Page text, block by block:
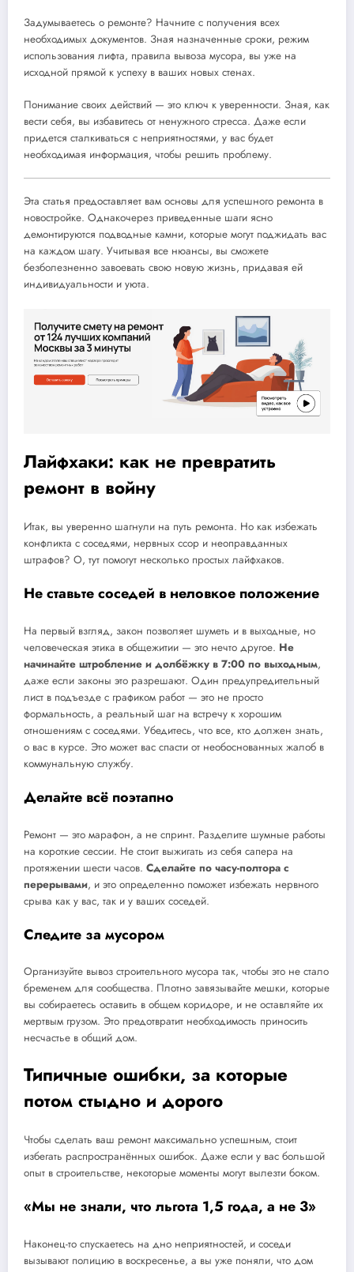
Задумываетесь о ремонте? Начните с получения всех
необходимых документов. Зная назначенные сроки, режим
использования лифта, правила вывоза мусора, вы уже на
исходной прямой к успеху в ваших новых стенах.
Понимание своих действий — это ключ к уверенности. Зная, как
вести себя, вы избавитесь от ненужного стресса. Даже если
придется сталкиваться с неприятностями, у вас будет
необходимая информация, чтобы решить проблему.
Эта статья предоставляет вам основы для успешного ремонта в
новостройке. Однакочерез приведенные шаги ясно
демонтируются подводные камни, которые могут поджидать вас
на каждом шагу. Учитывая все нюансы, вы сможете
безболезненно завоевать свою новую жизнь, придавая ей
индивидуальности и уюта.
Лайфхаки: как не превратить
ремонт в войну
Итак, вы уверенно шагнули на путь ремонта. Но как избежать
конфликта с соседями, нервных ссор и неоправданных
штрафов? О, тут помогут несколько простых лайфхаков.
Не ставьте соседей в неловкое положение
На первый взгляд, закон позволяет шуметь и в выходные, но
человеческая этика в общежитии — это нечто другое. Не
начинайте штробление и долбёжку в 7:00 по выходным,
даже если законы это разрешают. Один предупредительный
лист в подъезде с графиком работ — это не просто
формальность, а реальный шаг на встречу к хорошим
отношениям с соседями. Убедитесь, что все, кто должен знать,
о вас в курсе. Это может вас спасти от необоснованных жалоб в
коммунальную службу.
Делайте всё поэтапно
Ремонт — это марафон, а не спринт. Разделите шумные работы
на короткие сессии. Не стоит выжигать из себя сапера на
протяжении шести часов. Сделайте по часу-полтора с
перерывами, и это определенно поможет избежать нервного
срыва как у вас, так и у ваших соседей.
Следите за мусором
Организуйте вывоз строительного мусора так, чтобы это не стало
бременем для сообщества. Плотно завязывайте мешки, которые
вы собираетесь оставить в общем коридоре, и не оставляйте их
мертвым грузом. Это предотвратит необходимость приносить
несчастье в общий дом.
Типичные ошибки, за которые
потом стыдно и дорого
Чтобы сделать ваш ремонт максимально успешным, стоит
избегать распространённых ошибок. Даже если у вас большой
опыт в строительстве, некоторые моменты могут вылезти боком.
«Мы не знали, что льгота 1,5 года, а не 3»
Наконец-то спускаетесь на дно неприятностей, и соседи
вызывают полицию в воскресенье, а вы уже поняли, что дом